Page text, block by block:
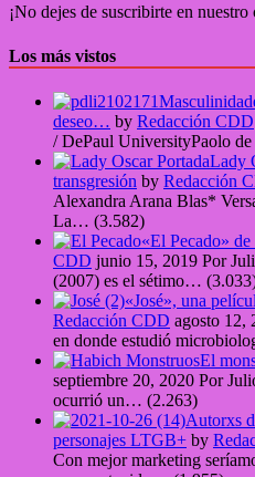
¡No dejes de suscribirte en
Los más vistos
deseo… by Redacción CDD
/ DePaul UniversityPaolo
Lady
transgresión by Redacción
Alexandra Arana Blas*
La… (3.582)
«El Pecado»
CDD junio 15, 2019 Por
(2007) es el sétimo…
«José», una
Redacción CDD agosto 12,
en donde estudió
El
septiembre 20, 2020 Por
ocurrió un… (2.263)
Autorxs
personajes LTGB+ by
Con mejor marketing